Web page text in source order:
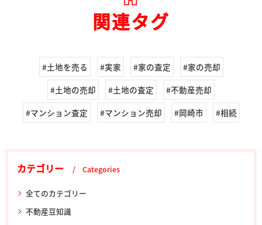
関連タグ
#土地を売る #実家 #家の査定
#家の売却
#土地の売却
#土地の査定
#不動産売却
#マンション査定
#マンション売却 #岡崎市 #相続
カテゴリー Categories
全てのカテゴリー
不動産豆知識